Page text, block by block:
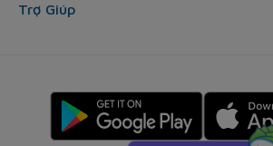
Trợ Giúp